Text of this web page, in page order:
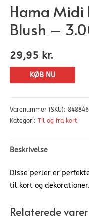
Hama
Blush –
29,95 kr.
KØB NU
Varenummer (SKU):
Kategori: Til og fra kort
Beskrivelse
Disse perler er
til kort og
Relaterede varer